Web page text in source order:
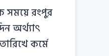
সময়ে রংপুর
অর্থ্যাৎ
কর্মে